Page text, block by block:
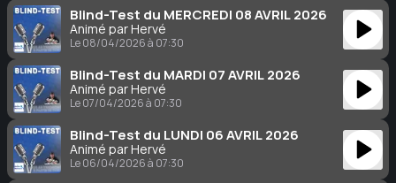
Blind-Test du MERCREDI 08 AVRIL 2026
Animé par Hervé
Le 08/04/2026 à 07:30
Blind-Test du MARDI 07 AVRIL 2026
Animé par Hervé
Le 07/04/2026 à 07:30
Blind-Test du LUNDI 06 AVRIL 2026
Animé par Hervé
Le 06/04/2026 à 07:30